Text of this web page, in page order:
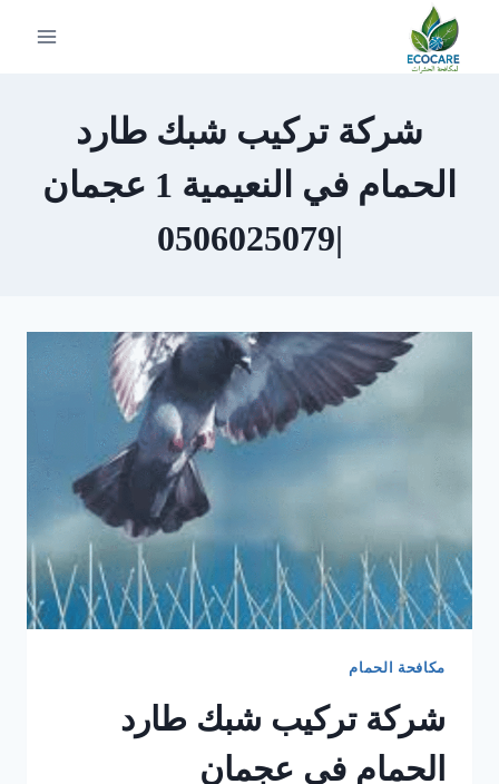
التجاوز
شركة تركيب شبك طارد
الحمام في النعيمية 1 عجمان
|0506025079
مكافحة الحمام
شركة تركيب شبك طارد
الحمام في عجمان